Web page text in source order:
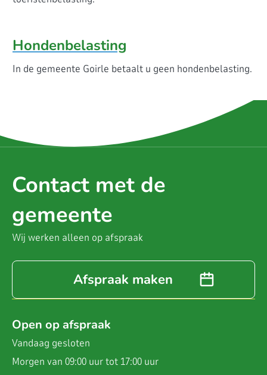
Hondenbelasting
In de gemeente Goirle betaalt u geen hondenbelasting.
Contact met de
gemeente
Wij werken alleen op afspraak
Afspraak maken
Open op afspraak
Vandaag gesloten
Morgen van 09:00 uur tot 17:00 uur